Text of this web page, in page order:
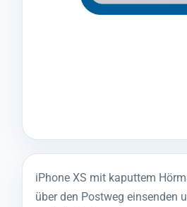
iPhone XS mit kaputtem
über den Postweg einsenden